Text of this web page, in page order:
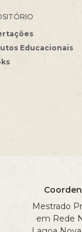
Educacionais
Mestrado
em Rede